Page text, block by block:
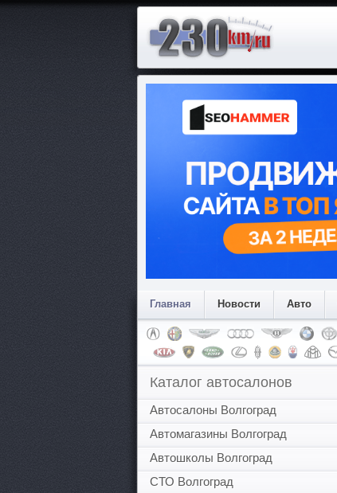
Главная Новости Авто
Каталог автосалонов
Автосалоны Волгоград
Автомагазины Волгоград
Автошколы Волгоград
СТО Волгоград